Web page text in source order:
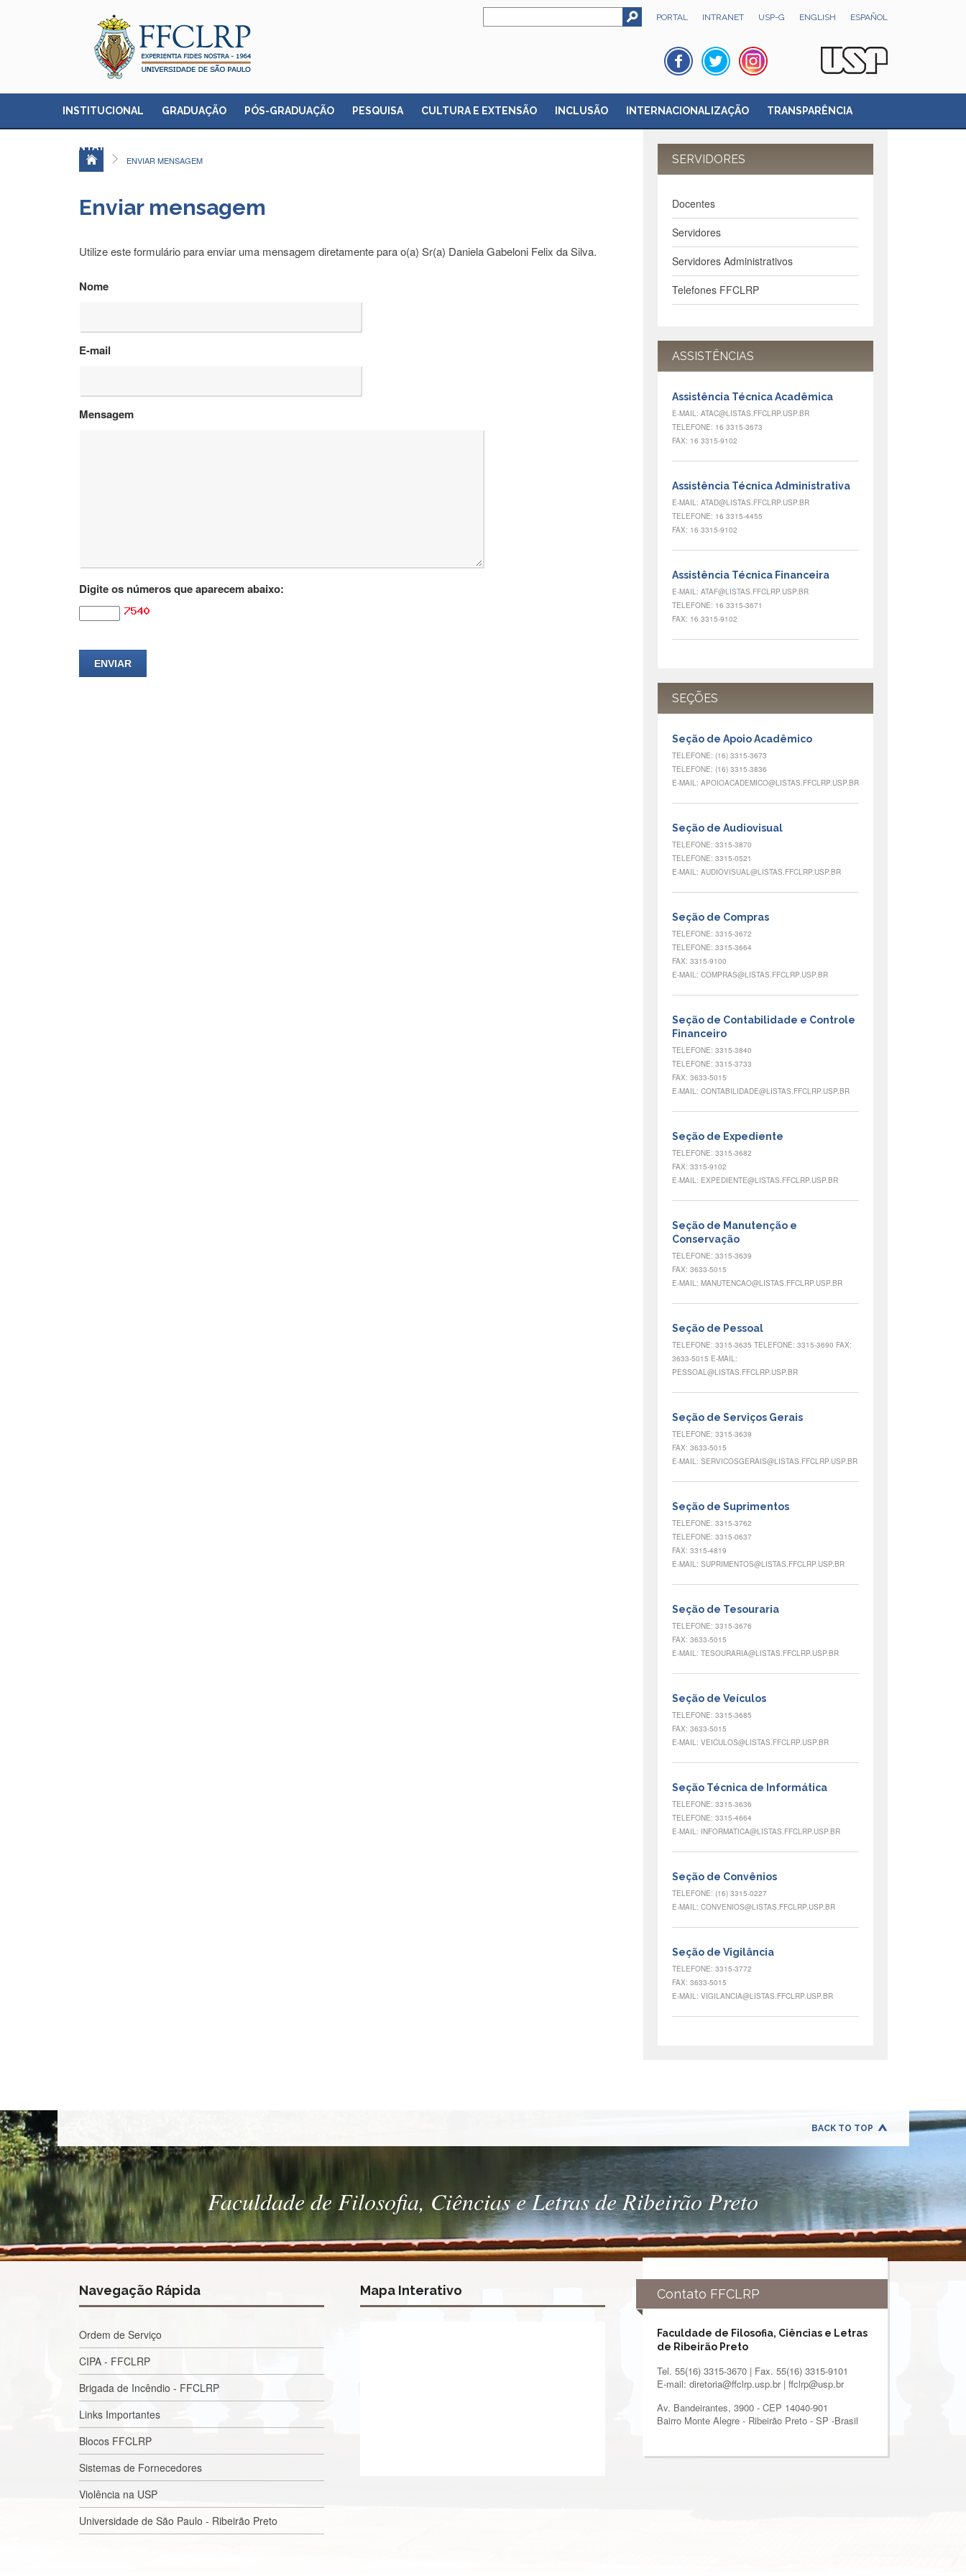
PORTAL INTRANET USP-G ENGLISH ESPAÑOL
INSTITUCIONAL GRADUAÇÃO PÓS-GRADUAÇÃO PESQUISA CULTURA E EXTENSÃO INCLUSÃO INTERNACIONALIZAÇÃO TRANSPARÊNCIA
CONTATO
ENVIAR MENSAGEM
Enviar mensagem
Utilize este formulário para enviar uma mensagem diretamente para o(a) Sr(a) Daniela Gabeloni Felix da Silva.
Nome
E-mail
Mensagem
Digite os números que aparecem abaixo:
SERVIDORES
Docentes
Servidores
Servidores Administrativos
Telefones FFCLRP
ASSISTÊNCIAS
Assistência Técnica Acadêmica
E-MAIL: ATAC@LISTAS.FFCLRP.USP.BR
TELEFONE: 16 3315-3673
FAX: 16 3315-9102
Assistência Técnica Administrativa
E-MAIL: ATAD@LISTAS.FFCLRP.USP.BR
TELEFONE: 16 3315-4455
FAX: 16 3315-9102
Assistência Técnica Financeira
E-MAIL: ATAF@LISTAS.FFCLRP.USP.BR
TELEFONE: 16 3315-3671
FAX: 16 3315-9102
SEÇÕES
Seção de Apoio Acadêmico
TELEFONE: (16) 3315-3673
TELEFONE: (16) 3315-3836
E-MAIL: APOIOACADEMICO@LISTAS.FFCLRP.USP.BR
Seção de Audiovisual
TELEFONE: 3315-3870
TELEFONE: 3315-0521
E-MAIL: AUDIOVISUAL@LISTAS.FFCLRP.USP.BR
Seção de Compras
TELEFONE: 3315-3672
TELEFONE: 3315-3664
FAX: 3315-9100
E-MAIL: COMPRAS@LISTAS.FFCLRP.USP.BR
Seção de Contabilidade e Controle
Financeiro
TELEFONE: 3315-3840
TELEFONE: 3315-3733
FAX: 3633-5015
E-MAIL: CONTABILIDADE@LISTAS.FFCLRP.USP.BR
Seção de Expediente
TELEFONE: 3315-3682
FAX: 3315-9102
E-MAIL: EXPEDIENTE@LISTAS.FFCLRP.USP.BR
Seção de Manutenção e
Conservação
TELEFONE: 3315-3639
FAX: 3633-5015
E-MAIL: MANUTENCAO@LISTAS.FFCLRP.USP.BR
Seção de Pessoal
TELEFONE: 3315-3635 TELEFONE: 3315-3690 FAX:
3633-5015 E-MAIL:
PESSOAL@LISTAS.FFCLRP.USP.BR
Seção de Serviços Gerais
TELEFONE: 3315-3639
FAX: 3633-5015
E-MAIL: SERVICOSGERAIS@LISTAS.FFCLRP.USP.BR
Seção de Suprimentos
TELEFONE: 3315-3762
TELEFONE: 3315-0637
FAX: 3315-4819
E-MAIL: SUPRIMENTOS@LISTAS.FFCLRP.USP.BR
Seção de Tesouraria
TELEFONE: 3315-3676
FAX: 3633-5015
E-MAIL: TESOURARIA@LISTAS.FFCLRP.USP.BR
Seção de Veículos
TELEFONE: 3315-3685
FAX: 3633-5015
E-MAIL: VEICULOS@LISTAS.FFCLRP.USP.BR
Seção Técnica de Informática
TELEFONE: 3315-3636
TELEFONE: 3315-4664
E-MAIL: INFORMATICA@LISTAS.FFCLRP.USP.BR
Seção de Convênios
TELEFONE: (16) 3315-0227
E-MAIL: CONVENIOS@LISTAS.FFCLRP.USP.BR
Seção de Vigilância
TELEFONE: 3315-3772
FAX: 3633-5015
E-MAIL: VIGILANCIA@LISTAS.FFCLRP.USP.BR
BACK TO TOP
Faculdade de Filosofia, Ciências e Letras de Ribeirão Preto
Navegação Rápida
Ordem de Serviço
CIPA - FFCLRP
Brigada de Incêndio - FFCLRP
Links Importantes
Blocos FFCLRP
Sistemas de Fornecedores
Violência na USP
Universidade de São Paulo - Ribeirão Preto
Mapa Interativo Contato FFCLRP
Faculdade de Filosofia, Ciências e Letras
de Ribeirão Preto
Tel. 55(16) 3315-3670 | Fax. 55(16) 3315-9101
E-mail: diretoria@ffclrp.usp.br | ffclrp@usp.br
Av. Bandeirantes, 3900 - CEP 14040-901
Bairro Monte Alegre - Ribeirão Preto - SP -Brasil